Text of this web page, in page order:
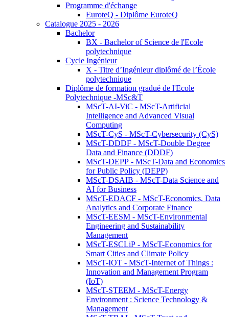
Programme d'échange
EuroteQ - Diplôme EuroteQ
Catalogue 2025 - 2026
Bachelor
BX - Bachelor of Science de l'Ecole
polytechnique
Cycle Ingénieur
X - Titre d’Ingénieur diplômé de l’École
polytechnique
Diplôme de formation gradué de l'Ecole
Polytechnique -MSc&T
MScT-AI-ViC - MScT-Artificial
Intelligence and Advanced Visual
Computing
MScT-CyS - MScT-Cybersecurity (CyS)
MScT-DDDF - MScT-Double Degree
Data and Finance (DDDF)
MScT-DEPP - MScT-Data and Economics
for Public Policy (DEPP)
MScT-DSAIB - MScT-Data Science and
AI for Business
MScT-EDACF - MScT-Economics, Data
Analytics and Corporate Finance
MScT-EESM - MScT-Environmental
Engineering and Sustainability
Management
MScT-ESCLiP - MScT-Economics for
Smart Cities and Climate Policy
MScT-IOT - MScT-Internet of Things :
Innovation and Management Program
(IoT)
MScT-STEEM - MScT-Energy
Environment : Science Technology &
Management